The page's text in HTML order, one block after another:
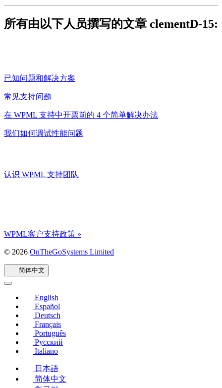
所有由以下人员撰写的文章 clementD-15:
已知问题和解决方案
常见支持问题
在 WPML 支持中开票前的 4 个简单解决办法
我们如何调试性能问题
认识 WPML 支持团队
WPML客户支持政策 »
© 2026 OnTheGoSystems Limited（在
简体中文
English
Español
Deutsch
Français
Português
Русский
Italiano
日本語
简体中文